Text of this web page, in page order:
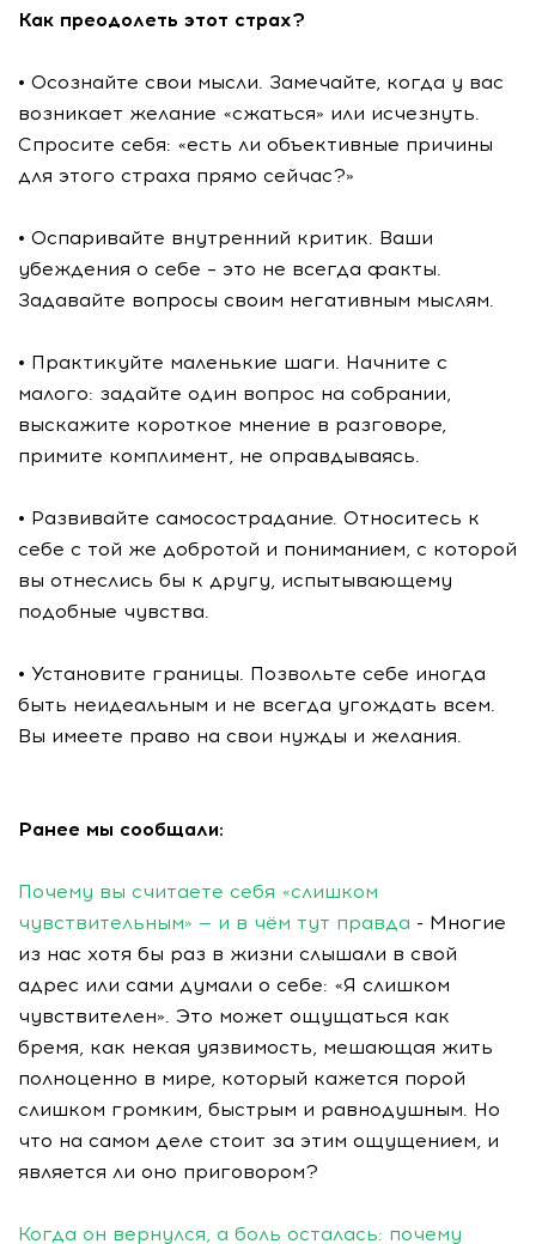
Как преодолеть этот страх?
• Осознайте свои мысли. Замечайте, когда у вас
возникает желание «сжаться» или исчезнуть.
Спросите себя: «есть ли объективные причины
для этого страха прямо сейчас?»
• Оспаривайте внутренний критик. Ваши
убеждения о себе – это не всегда факты.
Задавайте вопросы своим негативным мыслям.
• Практикуйте маленькие шаги. Начните с
малого: задайте один вопрос на собрании,
выскажите короткое мнение в разговоре,
примите комплимент, не оправдываясь.
• Развивайте самосострадание. Относитесь к
себе с той же добротой и пониманием, с которой
вы отнеслись бы к другу, испытывающему
подобные чувства.
• Установите границы. Позвольте себе иногда
быть неидеальным и не всегда угождать всем.
Вы имеете право на свои нужды и желания.
Ранее мы сообщали:
Почему вы считаете себя «слишком
чувствительным» — и в чём тут правда - Многие
из нас хотя бы раз в жизни слышали в свой
адрес или сами думали о себе: «Я слишком
чувствителен». Это может ощущаться как
бремя, как некая уязвимость, мешающая жить
полноценно в мире, который кажется порой
слишком громким, быстрым и равнодушным. Но
что на самом деле стоит за этим ощущением, и
является ли оно приговором?
Когда он вернулся, а боль осталась: почему